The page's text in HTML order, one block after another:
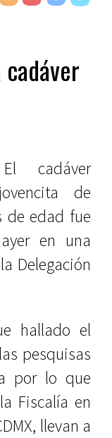
cadáver
de
de edad fue
en una
Delegación
hallado el
pesquisas
por lo que
Fiscalía en
llevan a